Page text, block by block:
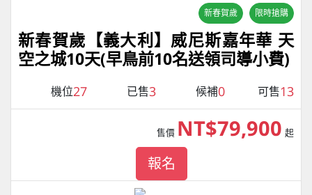
新春賀歲 限時搶購
新春賀歲【義大利】威尼斯嘉年華 天
空之城10天(早鳥前10名送領司導小費)
機位27 已售3 候補0 可售13
售價 NT$79,900 起
報名